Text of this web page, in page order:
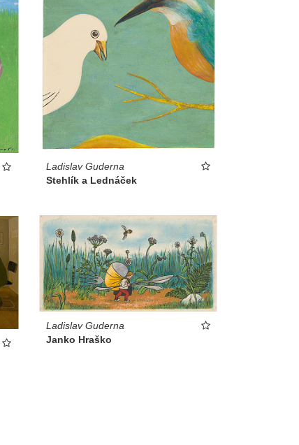
Ladislav Guderna
Stehlík a Lednáček
Ladislav Guderna
Janko Hraško